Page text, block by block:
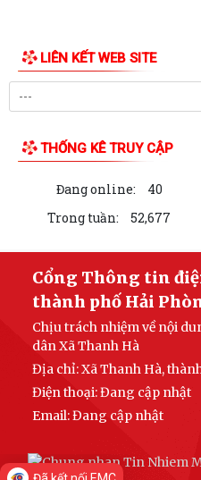
LIÊN KẾT WEB SITE
THỐNG KÊ TRUY CẬP